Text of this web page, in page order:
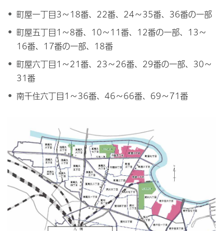
町屋一丁目3～18番、22番、24～35番、36番の一部
町屋五丁目1～8番、10～11番、12番の一部、13～
16番、17番の一部、18番
町屋六丁目1～21番、23～26番、29番の一部、30～
31番
南千住六丁目1～36番、46～66番、69～71番